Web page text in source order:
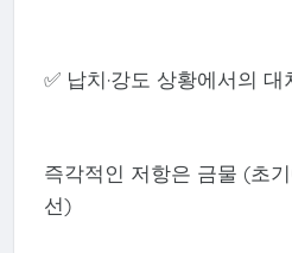
✅ 납치·강도 상황에서의 대
즉각적인 저항은 금물 (초
선)